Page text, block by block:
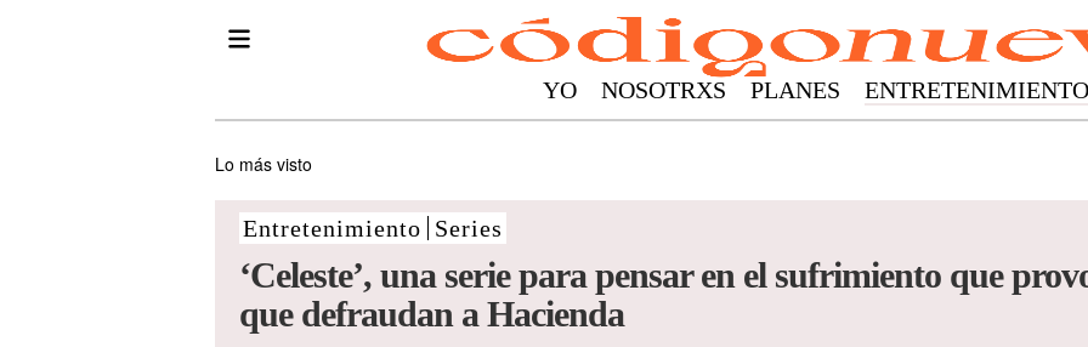
YO NOSOTRXS PLANES ENTRETENIMIENTO
Lo más visto
Entretenimiento Series
‘Celeste’, una serie para pensar en el sufrimiento que
que defraudan a Hacienda